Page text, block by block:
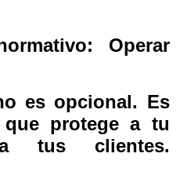
Operar
es opcional. Es
protege a tu
tus clientes.